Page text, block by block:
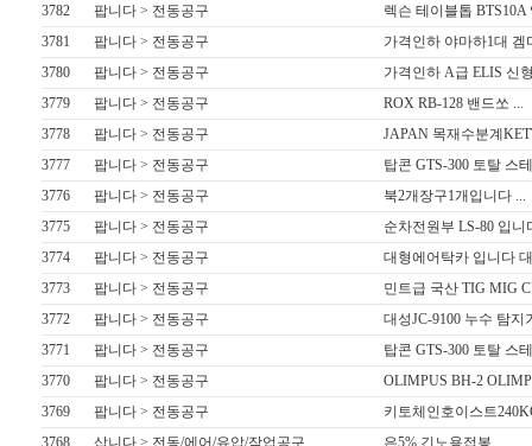
3782
팝니다 > 전동공구
렉슨 테이블톱 BTS10A
3781
팝니다 > 전동공구
가격인하 야마하1대 겜
3780
팝니다 > 전동공구
가격인하 A급 ELIS 신
3779
팝니다 > 전동공구
ROX RB-128 밴드쏘 ...
3778
팝니다 > 전동공구
JAPAN 목재수분계
3777
팝니다 > 전동공구
탑콘 GTS-300 토탈 스
3776
팝니다 > 전동공구
북2개장구1개입니다 ...
3775
팝니다 > 전동공구
순차전원부 LS-80 입니
3774
팝니다 > 전동공구
대형에어탁카 입니다
3773
팝니다 > 전동공구
민트급 국산 TIG MIG
3772
팝니다 > 전동공구
대성JC-9100 누수 탐지
3771
팝니다 > 전동공구
탑콘 GTS-300 토탈 스
3770
팝니다 > 전동공구
OLIMPUS BH-2
3769
팝니다 > 전동공구
키토체인호이스트
3768
삽니다 > 전동/에어/유압/작업공구 은5% 긴노용접봉 ...